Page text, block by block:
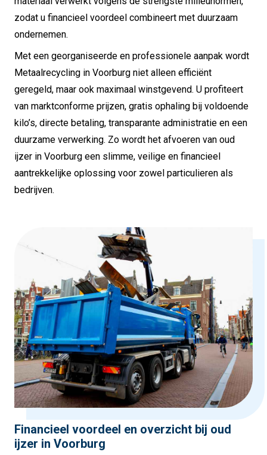
zodat u financieel voordeel combineert met duurzaam
ondernemen.
Met een georganiseerde en professionele aanpak wordt
Metaalrecycling in Voorburg niet alleen efficiënt
geregeld, maar ook maximaal winstgevend. U profiteert
van marktconforme prijzen, gratis ophaling bij voldoende
kilo’s, directe betaling, transparante administratie en een
duurzame verwerking. Zo wordt het afvoeren van oud
ijzer in Voorburg een slimme, veilige en financieel
aantrekkelijke oplossing voor zowel particulieren als
bedrijven.
Financieel voordeel en overzicht bij oud
ijzer in Voorburg